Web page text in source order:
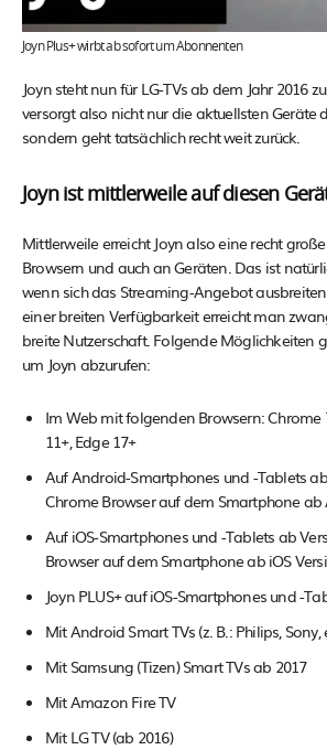
Joyn Plus+ wirbt ab sofort um Abonnenten
Joyn steht nun für LG-TVs ab dem Jahr 2016
versorgt also nicht nur die aktuellsten Geräte
sondern geht tatsächlich recht weit zurück.
Joyn ist mittlerweile auf diesen
Mittlerweile erreicht Joyn also eine recht
Browsern und auch an Geräten. Das ist
wenn sich das Streaming-Angebot
einer breiten Verfügbarkeit erreicht man
breite Nutzerschaft. Folgende Möglichkeiten
um Joyn abzurufen:
Im Web mit folgenden Browsern: Chrome
11+, Edge 17+
Auf Android-Smartphones und -Tablets
Chrome Browser auf dem Smartphone ab
Auf iOS-Smartphones und -Tablets ab
Browser auf dem Smartphone ab iOS
Joyn PLUS+ auf iOS-Smartphones und -
Mit Android Smart TVs (z. B.: Philips, Sony,
Mit Samsung (Tizen) Smart TVs ab 2017
Mit Amazon Fire TV
Mit LG TV (ab 2016)